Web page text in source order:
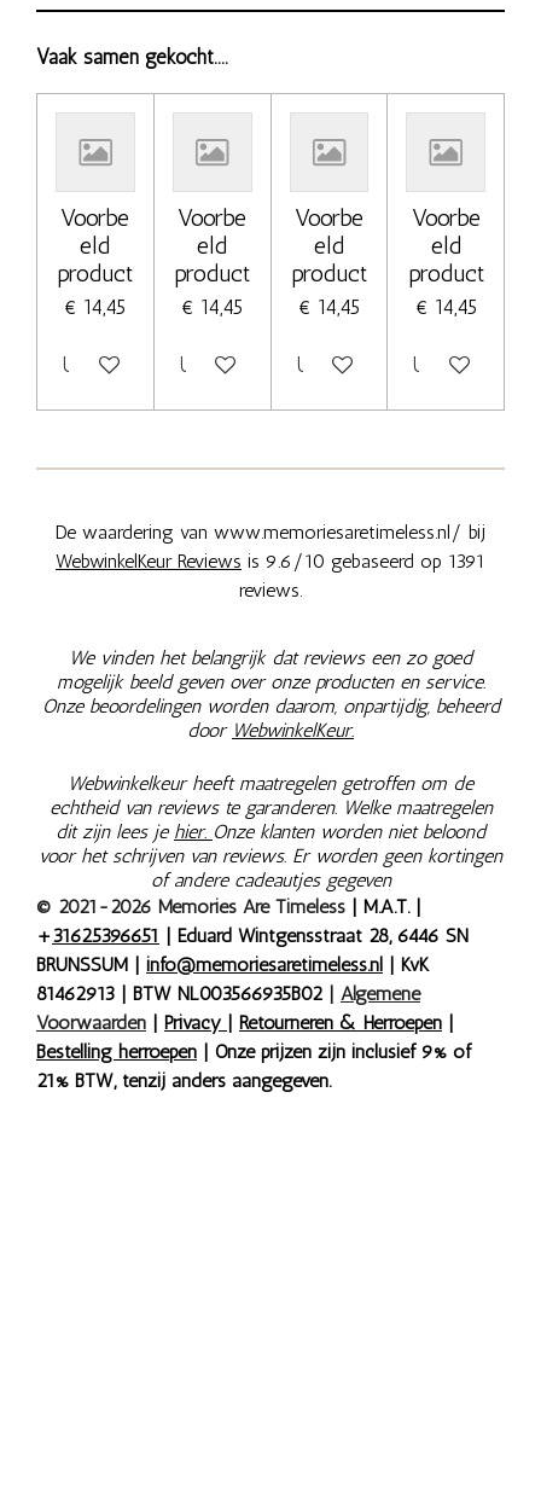
Vaak samen gekocht....
Voorbe
eld
product
€ 14,45
Uitgeschakeld
Voorbe
eld
product
€ 14,45
Uitgeschakeld
Voorbe
eld
product
€ 14,45
Uitgeschakeld
Voorbe
eld
product
€ 14,45
Uitgeschakeld
De waardering van www.memoriesaretimeless.nl/ bij
WebwinkelKeur Reviews is 9.6/10 gebaseerd op 1391
reviews.
We vinden het belangrijk dat reviews een zo goed
mogelijk beeld geven over onze producten en service.
Onze beoordelingen worden daarom, onpartijdig, beheerd
door WebwinkelKeur.
Webwinkelkeur heeft maatregelen getroffen om de
echtheid van reviews te garanderen. Welke maatregelen
dit zijn lees je hier. Onze klanten worden niet beloond
voor het schrijven van reviews. Er worden geen kortingen
of andere cadeautjes gegeven
© 2021-2026 Memories Are Timeless | M.A.T. |
+31625396651 | Eduard Wintgensstraat 28, 6446 SN
BRUNSSUM | info@memoriesaretimeless.nl | KvK
81462913 | BTW NL003566935B02 | Algemene
Voorwaarden | Privacy | Retourneren & Herroepen |
Bestelling herroepen | Onze prijzen zijn inclusief 9% of
21% BTW, tenzij anders aangegeven.